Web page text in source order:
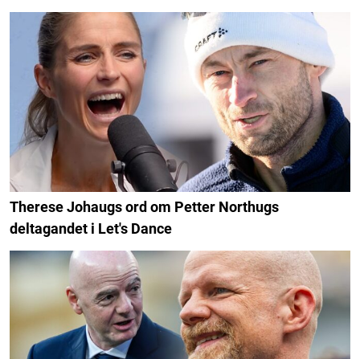
Therese Johaugs ord om Petter Northugs
deltagandet i Let's Dance